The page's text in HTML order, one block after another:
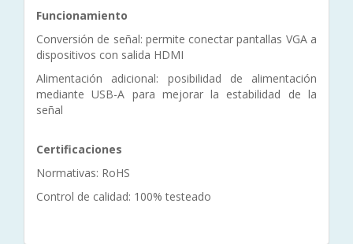
Funcionamiento
Conversión de señal: permite conectar pantallas VGA a
dispositivos con salida HDMI
Alimentación adicional: posibilidad de alimentación
mediante USB-A para mejorar la estabilidad de la
señal
Certificaciones
Normativas: RoHS
Control de calidad: 100% testeado